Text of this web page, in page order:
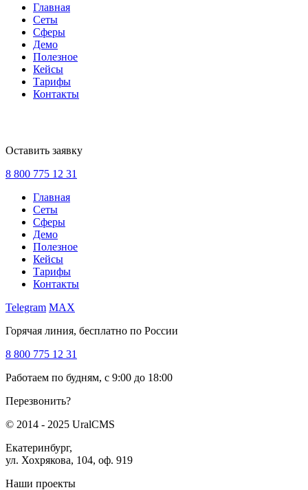
Главная
Сеты
Сферы
Демо
Полезное
Кейсы
Тарифы
Контакты
Оставить заявку
8 800 775 12 31
Главная
Сеты
Сферы
Демо
Полезное
Кейсы
Тарифы
Контакты
Telegram MAX
Горячая линия, бесплатно по России
8 800 775 12 31
Работаем по будням, с 9:00 до 18:00
Перезвонить?
© 2014 - 2025 UralCMS
Екатеринбург,
ул. Хохрякова, 104, оф. 919
Наши проекты